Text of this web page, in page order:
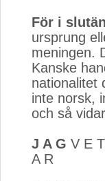
För i
ursprung
meningen.
Kanske
nationalitet
inte norsk,
och så
J A G V E
A R